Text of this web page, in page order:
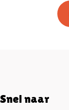
Snel naar